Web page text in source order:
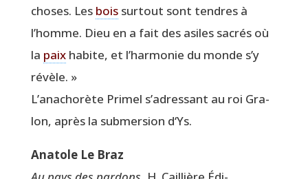
choses. Les boissur­tout sont tendres à
l’homme. Dieu en a fait des asiles sacrés où
la paixhabite, et l’har­mo­nie du monde s’y
révèle. »
L’a­na­cho­rète Pri­mel s’adressant au roi Gra­
lon, après la sub­mer­sion d‘Ys.
Ana­tole Le Braz